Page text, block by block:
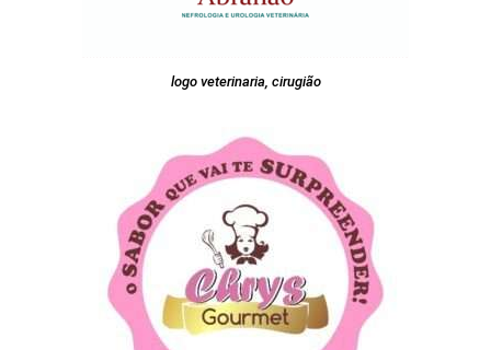
logo veterinaria, cirugião